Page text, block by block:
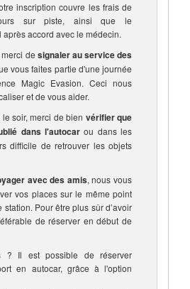
inscription couvre les frais de
sur piste, ainsi que le
accord avec le médecin.
de signaler au service des
vous faites partie d'une journée
Magic Evasion. Ceci nous
et de vous aider.
soir, merci de bien vérifier que
dans l'autocarou dans les
difficile de retrouver les objets
avec des amis, nous vous
vos places sur le même point
Pour être plus sûr d’avoir
de réserver en début de
? Il est possible de réserver
en autocar, grâce à l'option